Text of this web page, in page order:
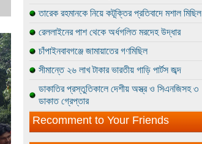
তারেক রহমানকে নিয়ে কটূক্তির প্রতিবাদে মশাল মিছিল
রেললাইনের পাশ থেকে অর্ধগলিত মরদেহ উদ্ধার
চাঁপাইনবাবগঞ্জে জামায়াতের গণমিছিল
সীমান্তে ২৬ লাখ টাকার ভারতীয় গাড়ি পার্টস জব্দ
ডাকাতির প্রস্তুতিকালে দেশীয় অস্ত্র ও সিএনজিসহ ৩
ডাকাত গ্রেপ্তার
Recomment to Your Friends